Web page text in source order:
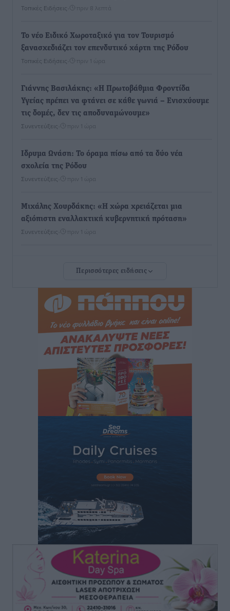
Τοπικές Ειδήσεις πριν 8 λεπτά
Το νέο Ειδικό Χωροταξικό για τον Τουρισμό
ξανασχεδιάζει τον επενδυτικό χάρτη της Ρόδου
Τοπικές Ειδήσεις πριν 1 ώρα
Γιάννης Βασιλάκης: «Η Πρωτοβάθμια Φροντίδα
Υγείας πρέπει να φτάνει σε κάθε γωνιά – Ενισχύουμε
τις δομές, δεν τις αποδυναμώνουμε»
Συνεντεύξεις πριν 1 ώρα
Ιδρυμα Ωνάση: Το όραμα πίσω από τα δύο νέα
σχολεία της Ρόδου
Συνεντεύξεις πριν 1 ώρα
Μιχάλης Χουρδάκης: «Η χώρα χρειάζεται μια
αξιόπιστη εναλλακτική κυβερνητική πρόταση»
Συνεντεύξεις πριν 1 ώρα
είναι ο μήνας της Παναγίας και η Θεία Λειτουργία η
Συνεντεύξεις• πριν 1 ώρα
Πρέσβης της Βραζιλίας: «Η Ελλάδα και η Βραζιλία
έχουν τεράστιες ευκαιρίες συνεργασίας – Η Ρόδος
μπορεί να διαδραματίσει σημαντικό ρόλο»
πριν 1 ώρα
Τσαμπίκα Διαμαντή: Η Ρόδος δεν μπορεί να σχεδιάζει
το μέλλον της μέσα στην αβεβαιότητα
Συνεντεύξεις• πριν 1 ώρα
Πρωτοβάθμιας στα Δωδεκάνησα
αγορά της Ρόδου κινείται κάτω από τις προσδοκίες
Ρεπορτάζ• πριν 1 ώρα
Ο λαγοκέφαλος βρήκε επιτέλους τιμή, μένει να βρεθεί
και σχέδιο
Δημο-Κρίσεις• πριν 1 ώρα
Το ΠΑΣΟΚ στα Δωδεκάνησα ψάχνει έξι και του
Περισσότερες ειδήσεις